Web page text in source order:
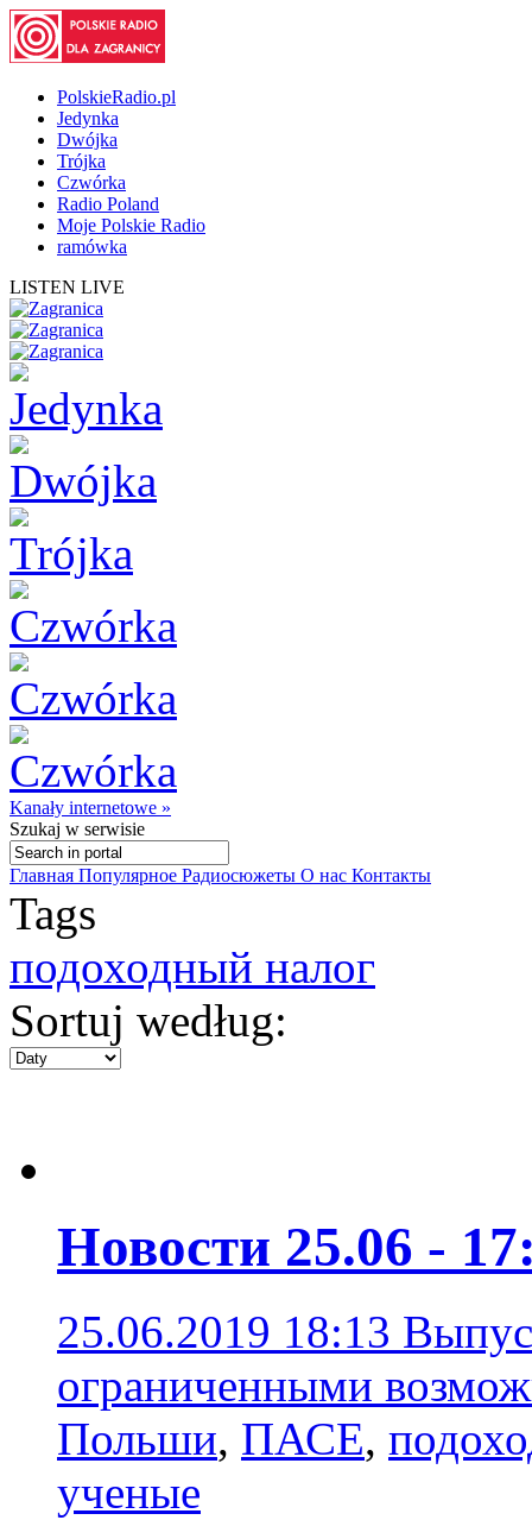
PolskieRadio.pl
Jedynka
Dwójka
Trójka
Czwórka
Radio Poland
Moje Polskie Radio
ramówka
LISTEN LIVE
Kanały internetowe »
Szukaj w serwisie
Главная Популярное Радиосюжеты О нас Контакты
Tags
подоходный налог
Sortuj według:
Новости 25.06 -
25.06.2019 18:13
ограниченными
Польши, ПАСЕ,
ученые